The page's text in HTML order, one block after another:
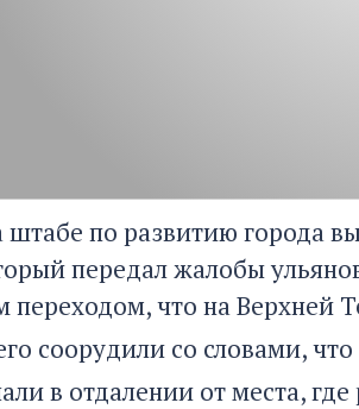
штабе по развитию города
передал жалобы
что на Верхней
соорудили со словами, что
в отдалении от места,